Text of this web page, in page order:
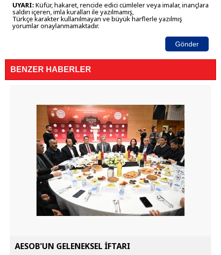
UYARI: Küfür, hakaret, rencide edici cümleler veya imalar, inançlara
saldırı içeren, imla kuralları ile yazılmamış,
Türkçe karakter kullanılmayan ve büyük harflerle yazılmış
yorumlar onaylanmamaktadır.
Gönder
BENZER HABERLER
AESOB'UN GELENEKSEL İFTARI